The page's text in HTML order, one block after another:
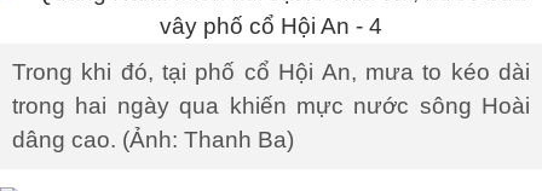
Trong khi đó, tại phố cổ Hội An, mưa to kéo dài
trong hai ngày qua khiến mực nước sông Hoài
dâng cao. (Ảnh: Thanh Ba)